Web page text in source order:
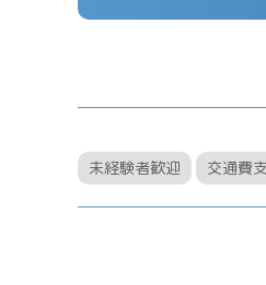
未経験者歓迎 交通費